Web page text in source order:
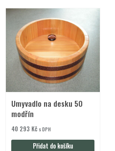
Umyvadlo na desku 50
modřín
40 293 Kč s DPH
Přidat do košíku